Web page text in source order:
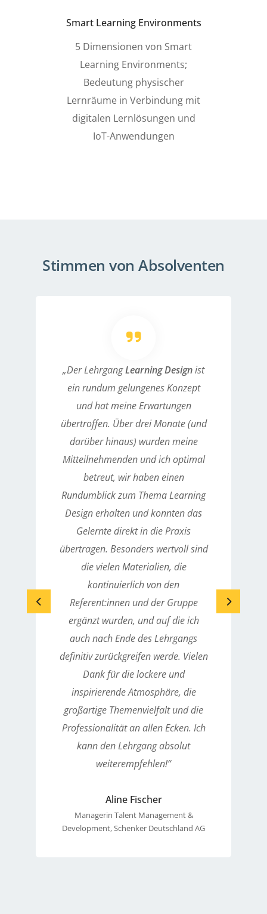
Smart Learning Environments
5 Dimensionen von Smart
Learning Environments;
Bedeutung physischer
Lernräume in Verbindung mit
digitalen Lernlösungen und
IoT-Anwendungen
Stimmen von Absolventen
„Der LehrgangLearning Designist
ein rundum gelungenes Konzept
und hat meine Erwartungen
übertroffen. Über drei Monate (und
darüber hinaus) wurden meine
Mitteilnehmenden und ich optimal
betreut, wir haben einen
Rundumblick zum Thema Learning
Design erhalten und konnten das
Gelernte direkt in die Praxis
übertragen. Besonders wertvoll sind
die vielen Materialien, die
kontinuierlich von den
Referent:innen und der Gruppe
ergänzt wurden, und auf die ich
auch nach Ende des Lehrgangs
definitiv zurückgreifen werde. Vielen
Dank für die lockere und
inspirierende Atmosphäre, die
großartige Themenvielfalt und die
Professionalität an allen Ecken. Ich
kann den Lehrgang absolut
weiterempfehlen!“
Aline Fischer
Managerin Talent Management &
Development, Schenker Deutschland AG